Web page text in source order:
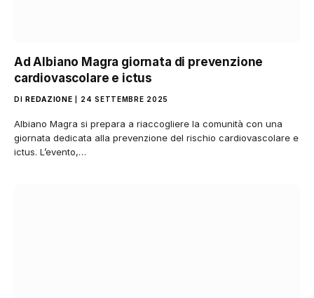
Ad Albiano Magra giornata di prevenzione
cardiovascolare e ictus
DI REDAZIONE 24 SETTEMBRE 2025
Albiano Magra si prepara a riaccogliere la comunità con una
giornata dedicata alla prevenzione del rischio cardiovascolare e
ictus. L’evento,…